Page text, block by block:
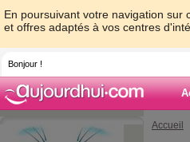
En poursuivant votre navigation sur
et offres adaptés à vos centres
Bonjour !
Accueil